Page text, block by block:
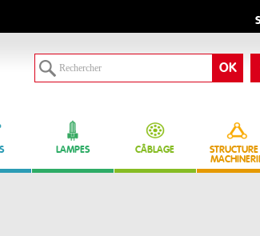
LAMPES CÂBLAGE